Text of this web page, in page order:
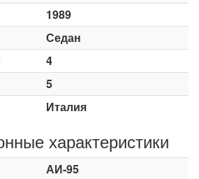
1989
Седан
4
5
Италия
характеристики
АИ-95